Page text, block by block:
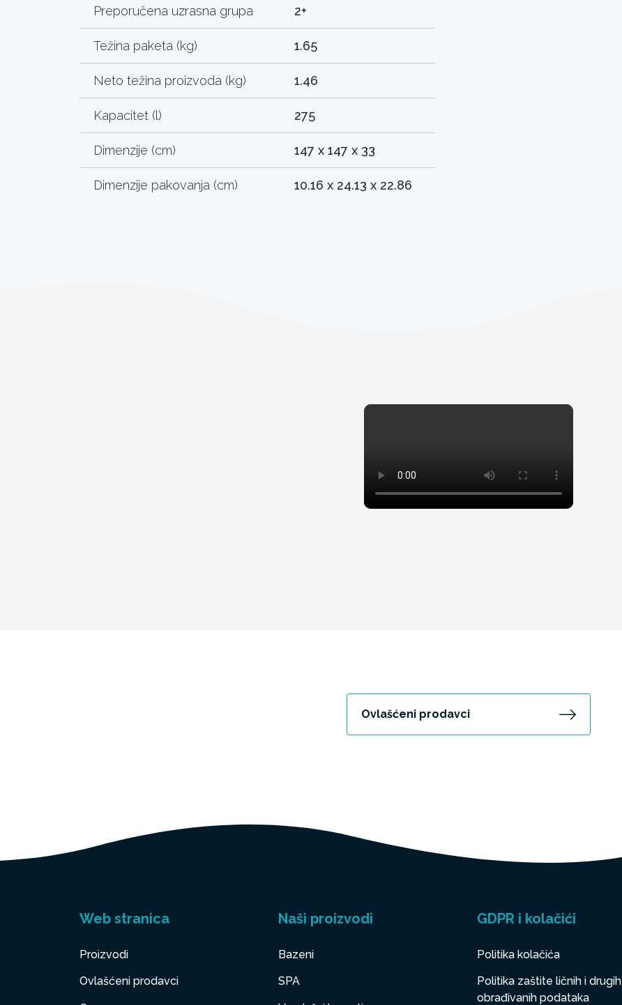
Preporučena uzrasna grupa 2+
Težina paketa (kg) 1.65
Neto težina proizvoda (kg) 1.46
Kapacitet (l) 275
Dimenzije (cm) 147 x 147 x 33
Dimenzije pakovanja (cm) 10.16 x 24.13 x 22.86
Ovlašćeni prodavci
Web stranica
Proizvodi
Ovlašćeni prodavci
Naši proizvodi
Bazeni
SPA
GDPR i kolačići
Politika kolačića
Politika zaštite ličnih i drugih
obrađivanih podataka